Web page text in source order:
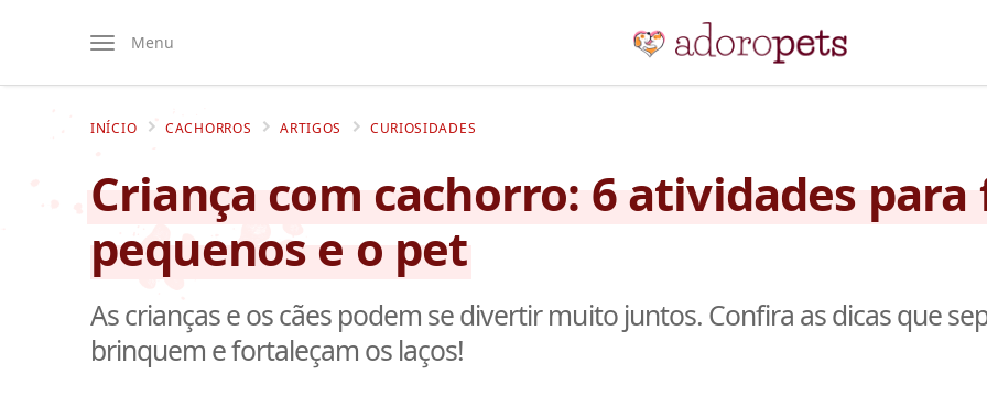
Menu
INÍCIO CACHORROS ARTIGOS CURIOSIDADES
Criança com cachorro: 6 atividades para
pequenos e o pet
As crianças e os cães podem se divertir muito juntos. Confira as dicas que
brinquem e fortaleçam os laços!